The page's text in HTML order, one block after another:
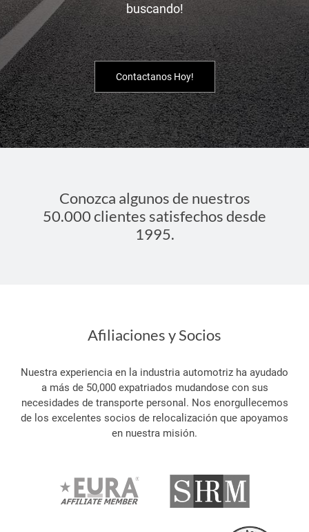
buscando!
Contactanos Hoy!
Conozca algunos de nuestros
50.000 clientes satisfechos desde
1995.
Afiliaciones y Socios
Nuestra experiencia en la industria automotriz ha ayudado
a más de 50,000 expatriados mudandose con sus
necesidades de transporte personal. Nos enorgullecemos
de los excelentes socios de relocalización que apoyamos
en nuestra misión.